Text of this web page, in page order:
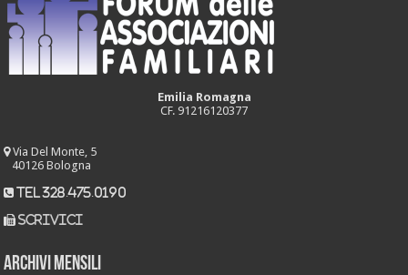
Emilia Romagna
CF. 91216120377
Via Del Monte, 5
40126 Bologna
tel 328.475.0190
scrivici
Archivi mensili